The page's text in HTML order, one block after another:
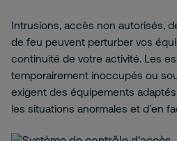
Intrusions, accès non autorisés,
de feu peuvent perturber vos
continuité de votre activité. Les
temporairement inoccupés ou
exigent des équipements
les situations anormales et d’en